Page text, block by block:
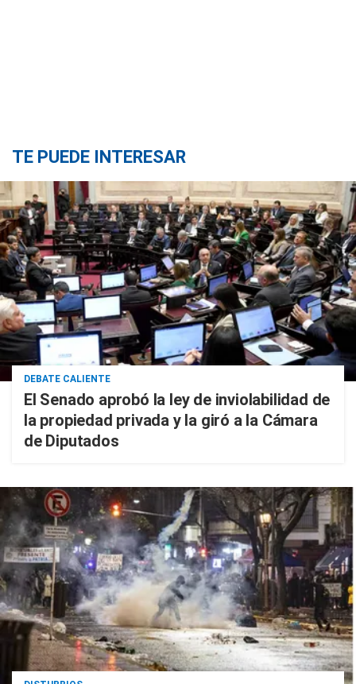
TE PUEDE INTERESAR
DEBATE CALIENTE
El Senado aprobó la ley de inviolabilidad de
la propiedad privada y la giró a la Cámara
de Diputados